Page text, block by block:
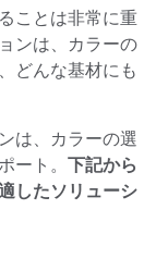
ことは非常に重
ンは、カラーの
どんな基材にも
は、カラーの選
ート。 下記から
したソリューシ